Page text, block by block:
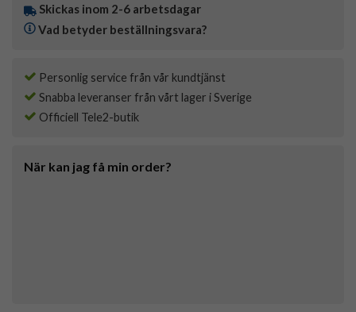
Skickas inom 2-6 arbetsdagar
Vad betyder beställningsvara?
Personlig service från vår kundtjänst
Snabba leveranser från vårt lager i Sverige
Officiell Tele2-butik
När kan jag få min order?